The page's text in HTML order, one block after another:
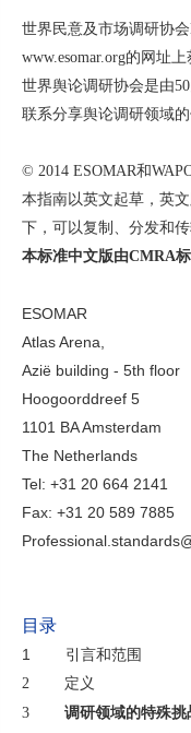
世界民意及市场调研协
www.esomar.org的网址
世界舆论调研协会是由
联系分享舆论调研领域的
© 2014 ESOMAR和
本指南以英文起草，英
下，可以复制、分发和
本标准中文版由CMRA
ESOMAR
Atlas Arena,
Azië building - 5th floor
Hoogoorddreef 5
1101 BA Amsterdam
The Netherlands
Tel: +31 20 664 2141
Fax: +31 20 589 7885
目录
1 引言和范围
2
定义
3
调研领域的特殊挑